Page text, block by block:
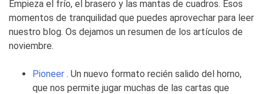
Empieza el frío, el brasero y las mantas de cuadros. Esos
momentos de tranquilidad que puedes aprovechar para leer
nuestro blog. Os dejamos un resumen de los artículos de
noviembre.
Pioneer . Un nuevo formato recién salido del horno,
que nos permite jugar muchas de las cartas que